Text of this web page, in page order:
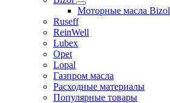
Моторные масла Bizol
Ruseff
ReinWell
Lubex
Opet
Lopal
Газпром масла
Расходные материалы
Популярные товары